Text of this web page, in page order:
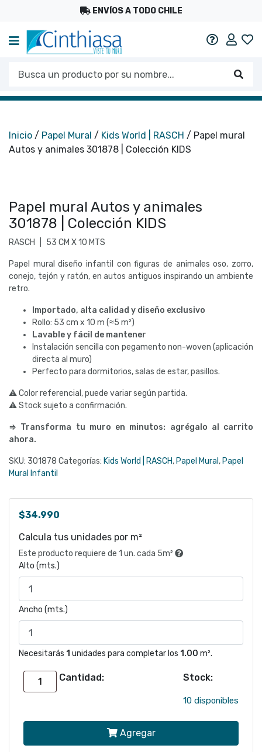
ENVÍOS A TODO CHILE
Mi
Busca un producto por su nombre...
Inicio / Papel Mural / Kids World | RASCH / Papel mural
Autos y animales 301878 | Colección KIDS
Papel mural Autos y animales
301878 | Colección KIDS
RASCH 53 CM X 10 MTS
Papel mural diseño infantil con figuras de animales oso, zorro,
conejo, tejón y ratón, en autos antiguos inspirando un ambiente
retro.
Importado, alta calidad y diseño exclusivo
Rollo: 53 cm x 10 m (≈5 m²)
Lavable y fácil de mantener
Instalación sencilla con pegamento non-woven (aplicación
directa al muro)
Perfecto para dormitorios, salas de estar, pasillos.
⚠ Color referencial, puede variar según partida.
⚠ Stock sujeto a confirmación.
⇒ Transforma tu muro en minutos: agrégalo al carrito
ahora.
SKU: 301878 Categorías: Kids World | RASCH, Papel Mural , Papel
Mural Infantil
$34.990
Calcula tus unidades por m²
Este producto requiere de 1 un. cada 5m²
Alto (mts.)
Ancho (mts.)
Necesitarás 1 unidades para completar los 1.00 m².
Cantidad:
Papel
Stock:
10 disponibles
Agregar